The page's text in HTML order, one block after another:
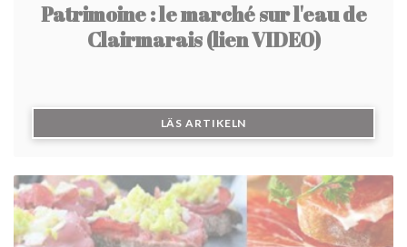
Patrimoine : le marché sur l'eau de
Clairmarais (lien VIDEO)
LÄS ARTIKELN